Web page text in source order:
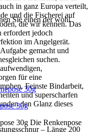
in ganz Europa verteilt,
und die Fischerei auf
die wir kennen. Das
erfordert jedoch
im Angelgerät.
gemacht und
suchen.
für eine
Feinste Bindarbeit,
und superscharfen
den Glanz dieses
– Länge 200
Sie einen der wohl
30g
30g Die Renkenpose